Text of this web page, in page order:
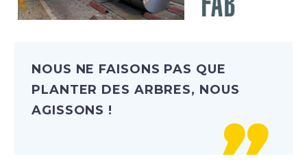
NOUS NE FAISONS PAS QUE
PLANTER DES ARBRES, NOUS
AGISSONS !
